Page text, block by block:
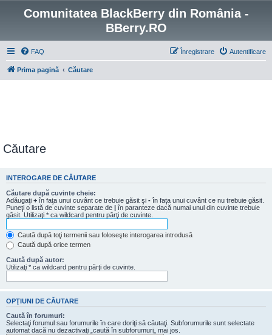
Comunitatea BlackBerry din România -
BBerry.RO
FAQ Autentificare
Înregistrare
Prima pagină Căutare
Căutare
INTEROGARE DE CĂUTARE
Căutare după cuvinte cheie:
Adăugaţi + în faţa unui cuvânt ce trebuie găsit şi - în faţa unui cuvânt ce nu trebuie găsit.
Puneţi o listă de cuvinte separate de | în paranteze dacă numai unul din cuvinte trebuie
găsit. Utilizaţi * ca wildcard pentru părţi de cuvinte.
Caută după toţi termenii sau foloseşte interogarea introdusă
Caută după orice termen
Caută după autor:
Utilizaţi * ca wildcard pentru părţi de cuvinte.
OPŢIUNI DE CĂUTARE
Caută în forumuri:
Selectaţi forumul sau forumurile în care doriţi să căutaţi. Subforumurile sunt selectate
automat dacă nu dezactivaţi „caută în subforumuri„ mai jos.